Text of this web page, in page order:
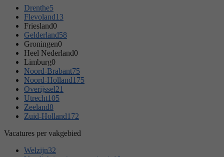
Drenthe5
Flevoland13
Friesland0
Gelderland58
Groningen0
Heel Nederland0
Limburg0
Noord-Brabant75
Noord-Holland175
Overijssel21
Utrecht105
Zeeland8
Zuid-Holland172
Vacatures per vakgebied
Welzijn32